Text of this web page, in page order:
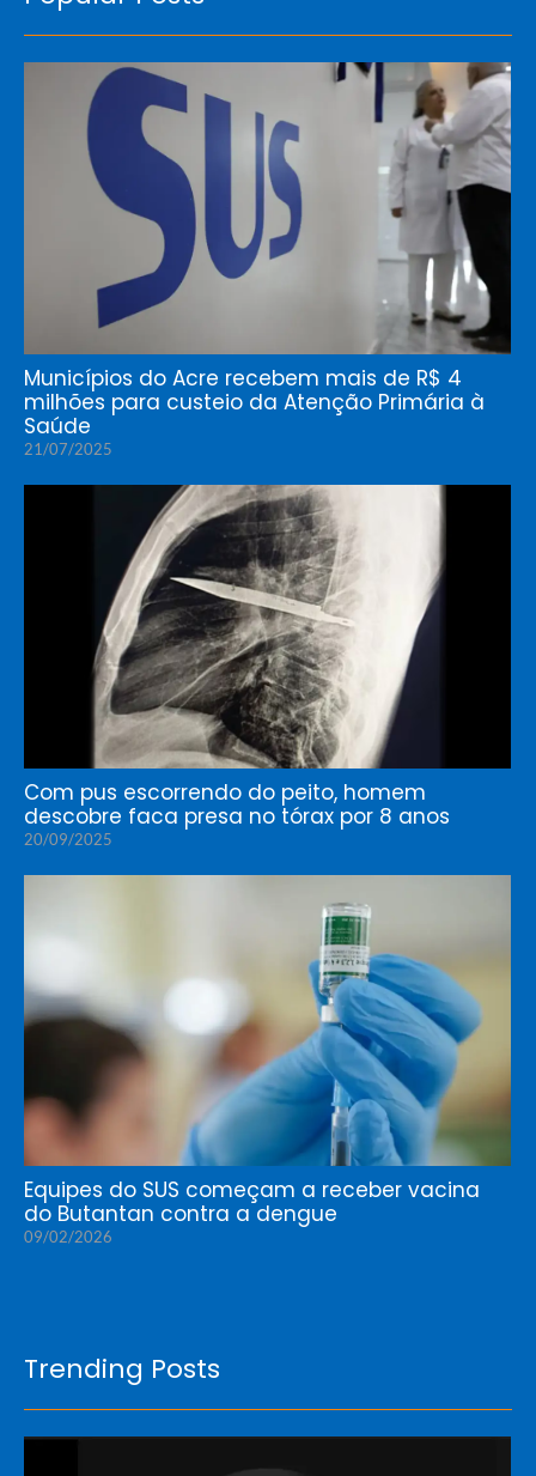
Municípios do Acre recebem mais de R$ 4
milhões para custeio da Atenção Primária à
Saúde
21/07/2025
Com pus escorrendo do peito, homem
descobre faca presa no tórax por 8 anos
20/09/2025
Equipes do SUS começam a receber vacina
do Butantan contra a dengue
09/02/2026
Trending Posts